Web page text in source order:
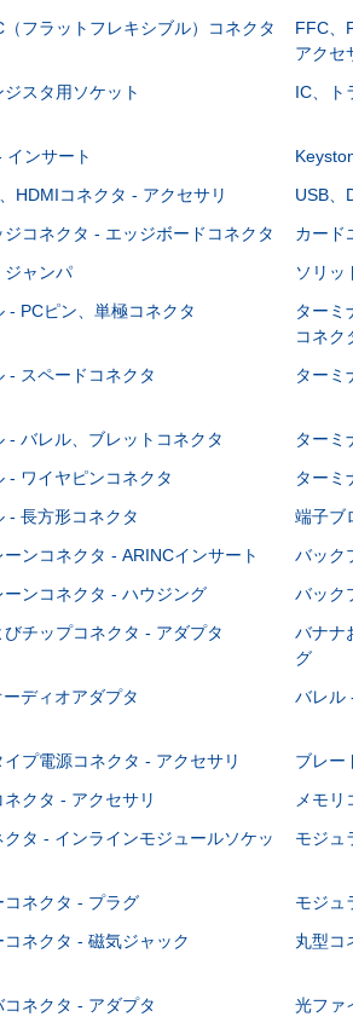
フラットフレキシブル）コネクタ
FFC、
アクセ
スタ用ソケット IC、ト
インサート
HDMIコネクタ - アクセサリ
USB、
ジコネクタ - エッジボードコネクタ
カード
ジャンパ
ソリッ
- PCピン、単極コネクタ
ターミ
コネク
- スペードコネクタ ターミ
- バレル、ブレットコネクタ
ターミ
- ワイヤピンコネクタ
ターミ
- 長方形コネクタ
端子ブ
ンコネクタ - ARINCインサート
バック
ーンコネクタ - ハウジング
バック
チップコネクタ - アダプタ
バナナ
グ
ディオアダプタ バレル
イプ電源コネクタ - アクセサリ
ブレー
クタ - アクセサリ
メモ
クタ - インラインモジュールソケッ
モジュ
コネクタ - プラグ
モジュ
コネクタ - 磁気ジャック 丸型コ
ネクタ - アダプタ
光ファ